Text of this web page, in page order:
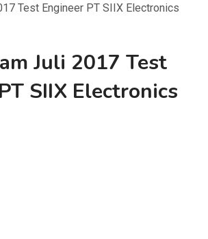
Test Engineer PT SIIX Electronics
Juli 2017 Test
SIIX Electronics